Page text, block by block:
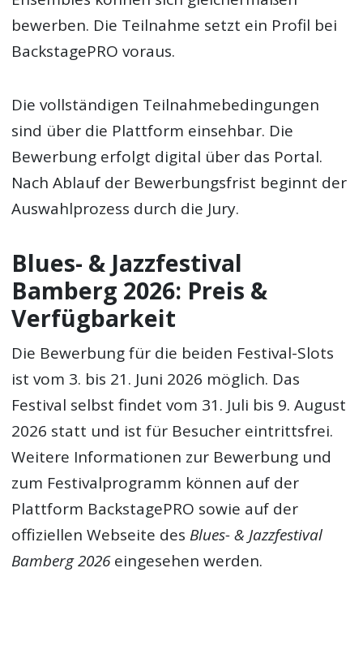
bewerben. Die Teilnahme setzt ein Profil bei
BackstagePRO voraus.
Die vollständigen Teilnahmebedingungen
sind über die Plattform einsehbar. Die
Bewerbung erfolgt digital über das Portal.
Nach Ablauf der Bewerbungsfrist beginnt der
Auswahlprozess durch die Jury.
Blues- & Jazzfestival
Bamberg 2026: Preis &
Verfügbarkeit
Die Bewerbung für die beiden Festival-Slots
ist vom 3. bis 21. Juni 2026 möglich. Das
Festival selbst findet vom 31. Juli bis 9. August
2026 statt und ist für Besucher eintrittsfrei.
Weitere Informationen zur Bewerbung und
zum Festivalprogramm können auf der
Plattform BackstagePRO sowie auf der
offiziellen Webseite des Blues- & Jazzfestival
Bamberg 2026eingesehen werden.